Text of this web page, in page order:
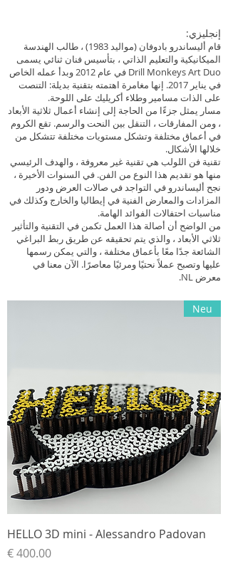
إنجليزي:
قام أليساندرو بادوفان (مواليد 1983) ، طالب الهندسة
الميكانيكية والتعليم الذاتي ، بتأسيس فنان ثنائي يسمى
Drill Monkeys Art Duo في عام 2012 وبدأ عمله الخاص
في يناير 2017. إنها مغامرة اهتمته بتقنية بديلة: التنصت
على الذات مسامير وطلاء أكريليك على اللوحة.
مسار يمثل جزءًا من الحاجة إلى إنشاء أعمال ثلاثية الأبعاد
، ومن المفارقات ، التنقل بين النحت والرسم. تقع الكروم
في أعماق مختلفة وتشكل مستويات مختلفة تتشكل من
خلالها الأشكال.
تقنية فن اللولب هي تقنية غير معروفة ، والهدف الرئيسي
منها هو تقديم هذا النوع من الفن. في السنوات الأخيرة ،
نجح أليساندرو في التواجد في صالات العرض ودور
المزادات والمعارض الفنية في إيطاليا والخارج وكذلك في
مناسبات احتفالات الفوائد الهامة.
من الواضح أن أصالة هذا العمل تكمن في التقنية والتأثير
ثلاثي الأبعاد ، والذي يتم تحقيقه عن طريق ربط البراغي
الشائعة جدًا معًا بأعماق مختلفة ، والتي يمكن رسمها
عليها وتصبح عملاً نحتيًا ومرئيًا معاصرًا. الآن معنا في
معرض NL.
Neu
HELLO 3D mini - Alessandro Padovan
السعر